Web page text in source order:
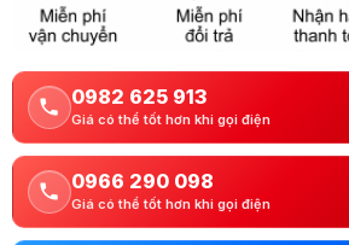
0982 625 913
Giá có thể tốt hơn khi gọi điện
0966 290 098
Giá có thể tốt hơn khi gọi điện